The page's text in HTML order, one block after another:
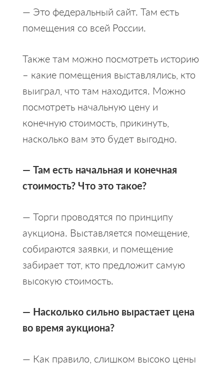
— Это федеральный сайт. Там есть
помещения со всей России.
Также там можно посмотреть историю
– какие помещения выставлялись, кто
выиграл, что там находится. Можно
посмотреть начальную цену и
конечную стоимость, прикинуть,
насколько вам это будет выгодно.
— Там есть начальная и конечная
стоимость? Что это такое?
— Торги проводятся по принципу
аукциона. Выставляется помещение,
собираются заявки, и помещение
забирает тот, кто предложит самую
высокую стоимость.
— Насколько сильно вырастает цена
во время аукциона?
— Как правило, слишком высоко цены